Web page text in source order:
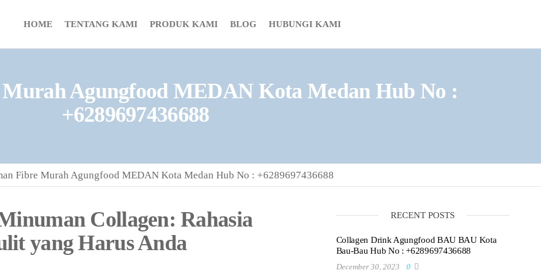
HOME TENTANG KAMI PRODUK KAMI BLOG HUBUNGI KAMI
Agungfood MEDAN Kota Medan Hub No :
+6289697436688
Fibre Murah Agungfood MEDAN Kota Medan Hub No : +6289697436688
Collagen: Rahasia
yang Harus Anda
RECENT POSTS
Collagen Drink Agungfood BAU BAU Kota
Bau-Bau Hub No : +6289697436688
December 30, 2023 0